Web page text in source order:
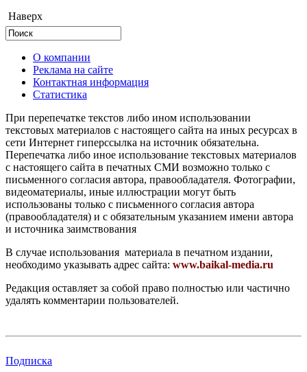
Наверх
О компании
Реклама на сайте
Контактная информация
Статистика
При перепечатке текстов либо ином использовании
текстовых материалов с настоящего сайта на иных ресурсах в
сети Интернет гиперссылка на источник обязательна.
Перепечатка либо иное использование текстовых материалов
с настоящего сайта в печатных СМИ возможно только с
письменного согласия автора, правообладателя. Фотографии,
видеоматериалы, иные иллюстрации могут быть
использованы только с письменного согласия автора
(правообладателя) и с обязательным указанием имени автора
и источника заимствования
В случае использования материала в печатном издании,
необходимо указывать адрес сайта: www.baikal-media.ru
Редакция оставляет за собой право полностью или частично
удалять комментарии пользователей.
Подписка